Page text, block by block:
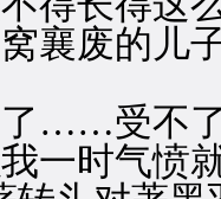
襄废的
受不了
一时气愤